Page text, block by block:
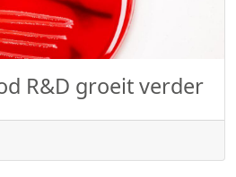
R&D groeit verder